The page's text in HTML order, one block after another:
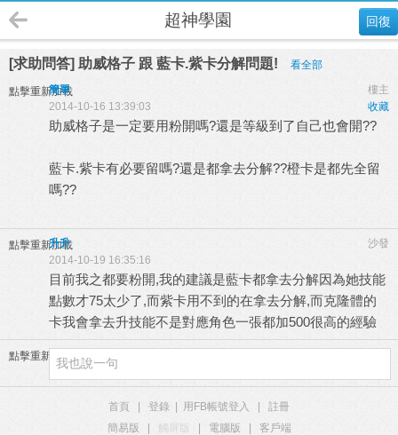
回復
超神學園
[求助問答] 助威格子 跟 藍卡.紫卡分解問題! 看全部
點擊重新加載 樓主
簡單
收藏
2014-10-16 13:39:03
助威格子是一定要用粉開嗎?還是等級到了自己也會開??
藍卡.紫卡有必要留嗎?還是都拿去分解??橙卡是都先全留
嗎??
點擊重新加載 沙發
升升
2014-10-19 16:35:16
目前我之都要粉開,我的建議是藍卡都拿去分解因為她技能
點數才75太少了,而紫卡用不到的在拿去分解,而克隆體的
卡我會拿去升技能不是對應角色一張都加500很高的經驗
點擊重新加載
首頁 登錄 用FB帳號登入
註冊
簡易版
觸屏版 電腦版
客戶端